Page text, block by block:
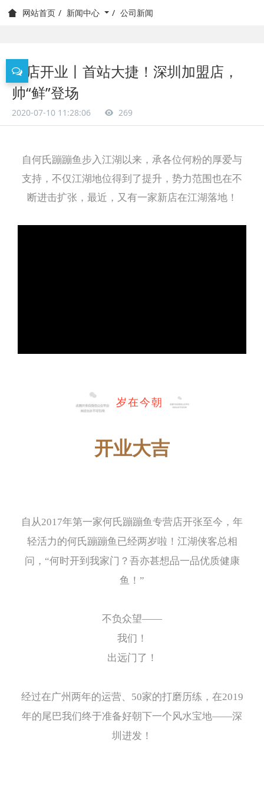
网站首页 新闻中心 公司新闻
新店开业丨首站大捷！深圳加盟店，
帅“鲜”登场
2020-07-10 11:28:06 269
自何氏蹦蹦鱼步入江湖以来，承各位何粉的厚爱与
支持，不仅江湖地位得到了提升，势力范围也在不
断进击扩张，最近，又有一家新店在江湖落地！
岁在今朝
开业大吉
自从2017年第一家何氏蹦蹦鱼专营店开张至今，年
轻活力的何氏蹦蹦鱼已经两岁啦！江湖侠客总相
问，“何时开到我家门？吾亦甚想品一品优质健康
鱼！”
不负众望——
我们！
出远门了！
经过在广州两年的运营、50家的打磨历练，在2019
年的尾巴我们终于准备好朝下一个风水宝地——深
圳进发！